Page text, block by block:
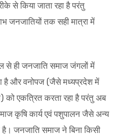
से किया जाता रहा है परंतु
जनजातियों तक सही मात्रा में
से ही जनजाति समाज जंगलों में
है और वनोपज (जैसे मध्यप्रदेश में
को एकत्रित करता रहा है परंतु अब
कृषि कार्य एवं पशुपालन जैसे अन्य
जनजाति समाज ने बिना किसी